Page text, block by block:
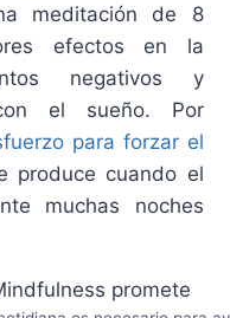
meditación de 8
efectos en la
negativos y
el sueño. Por
para forzar el
produce cuando el
muchas noches